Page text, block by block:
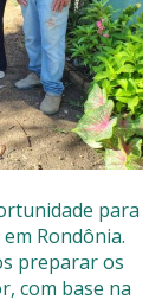
para
Rondônia.
preparar os
com base na